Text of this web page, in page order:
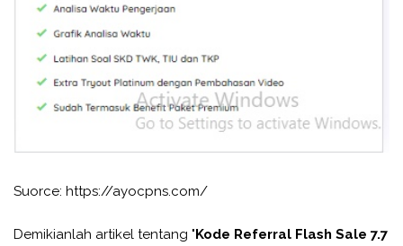
Suorce: https://ayocpns.com/
Demikianlah artikel tentang "Kode Referral Flash Sale 7.7